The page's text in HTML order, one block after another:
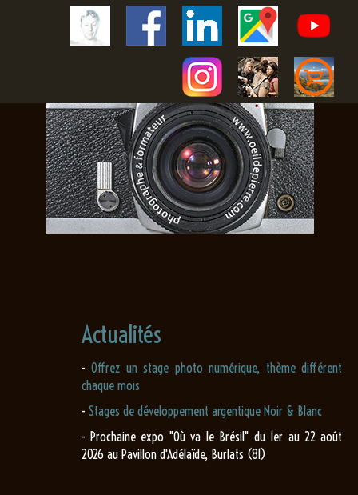
Actualités
-Offrez un stage photo numérique, thème différent
chaque mois
- Stages de développement argentique Noir & Blanc
- Prochaine expo "Où va le Brésil" du 1er au 22 août
2026 au Pavillon d'Adélaïde, Burlats (81)